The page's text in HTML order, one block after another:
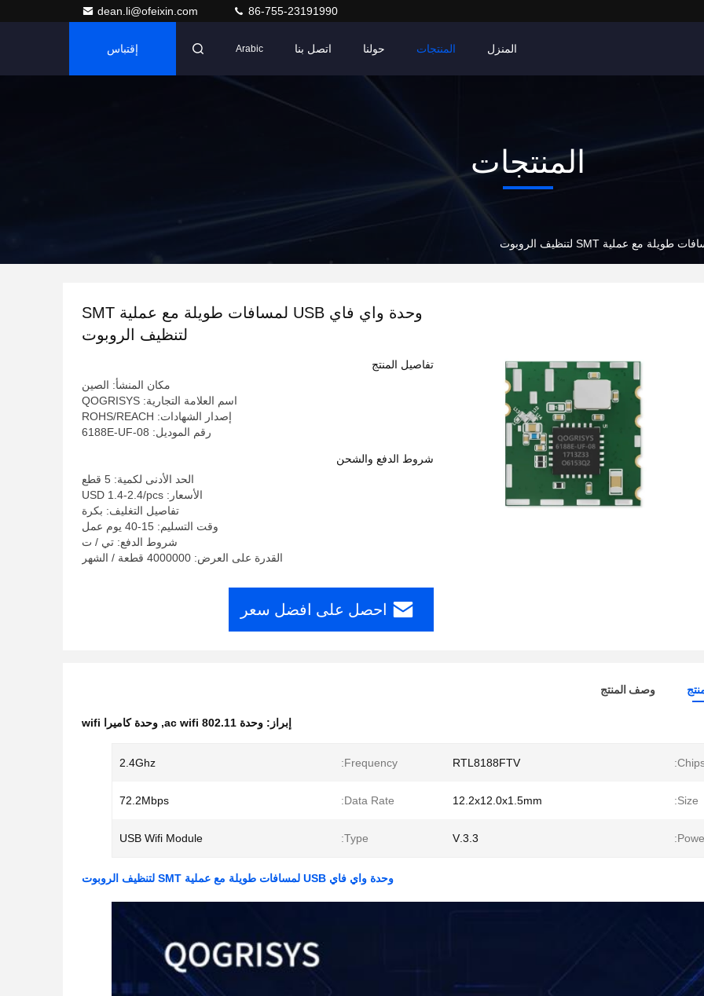
dean.li@ofeixin.com 86-755-23191990
المنزل المنتجات حولنا اتصل بنا Arabic إقتباس
المنتجات
وحدة واي فاي USB لمسافات طويلة مع عملية SMT
لتنظيف الروبوت
تفاصيل المنتج
مكان المنشأ: الصين
اسم العلامة التجارية: QOGRISYS
إصدار الشهادات: ROHS/REACH
رقم الموديل: 6188E-UF-08
شروط الدفع والشحن
الحد الأدنى لكمية: 5 قطع
الأسعار: USD 1.4-2.4/pcs
تفاصيل التغليف: بكرة
وقت التسليم: 15-40 يوم عمل
شروط الدفع: تي / ت
القدرة على العرض: 4000000 قطعة / الشهر
احصل على افضل سعر
وصف المنتج
إبراز: وحدة 802.11 ac wifi , وحدة كاميرا wifi
RTL8188FTV
Frequency:
2.4Ghz
Size:
12.2x12.0x1.5mm
Data Rate:
72.2Mbps
3.3.V
Type:
USB Wifi Module
وحدة واي فاي USB لمسافات طويلة مع عملية SMT لتنظيف الروبوت